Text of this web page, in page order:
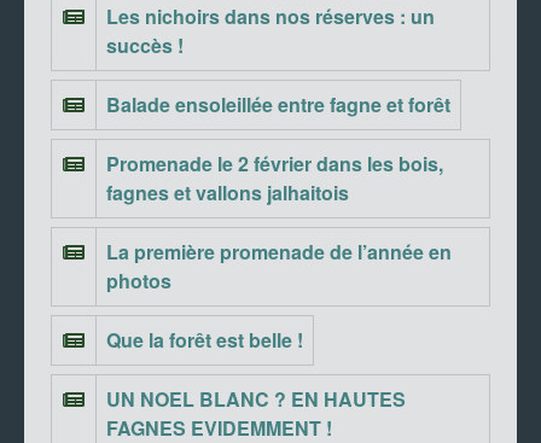
Les nichoirs dans nos réserves : un
succès !
Balade ensoleillée entre fagne et forêt
Promenade le 2 février dans les bois,
fagnes et vallons jalhaitois
La première promenade de l’année en
photos
Que la forêt est belle !
UN NOEL BLANC ? EN HAUTES
FAGNES EVIDEMMENT !